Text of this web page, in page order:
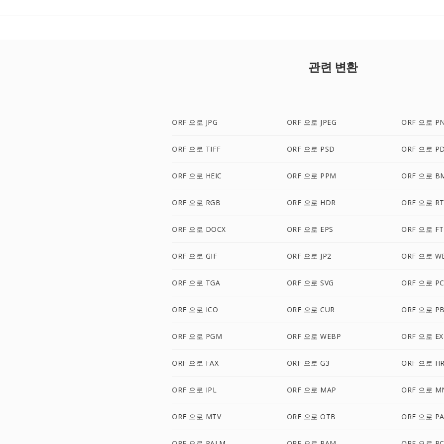
관련 변환
ORF 으로 JPG ORF 으로 JPEG ORF 으로
ORF 으로 TIFF ORF 으로 PSD ORF 으로
ORF 으로 HEIC ORF 으로 PPM ORF 으로
ORF 으로 RGB ORF 으로 HDR ORF 으로
ORF 으로 DOCX ORF 으로 EPS ORF 으로
ORF 으로 GIF ORF 으로 JP2 ORF 으로
ORF 으로 TGA ORF 으로 SVG ORF 으로
ORF 으로 ICO ORF 으로 CUR ORF 으로
ORF 으로 PGM ORF 으로 WEBP ORF 으로
ORF 으로 FAX ORF 으로 G3 ORF 으로
ORF 으로 IPL ORF 으로 MAP ORF 으로
ORF 으로 MTV ORF 으로 OTB ORF 으로